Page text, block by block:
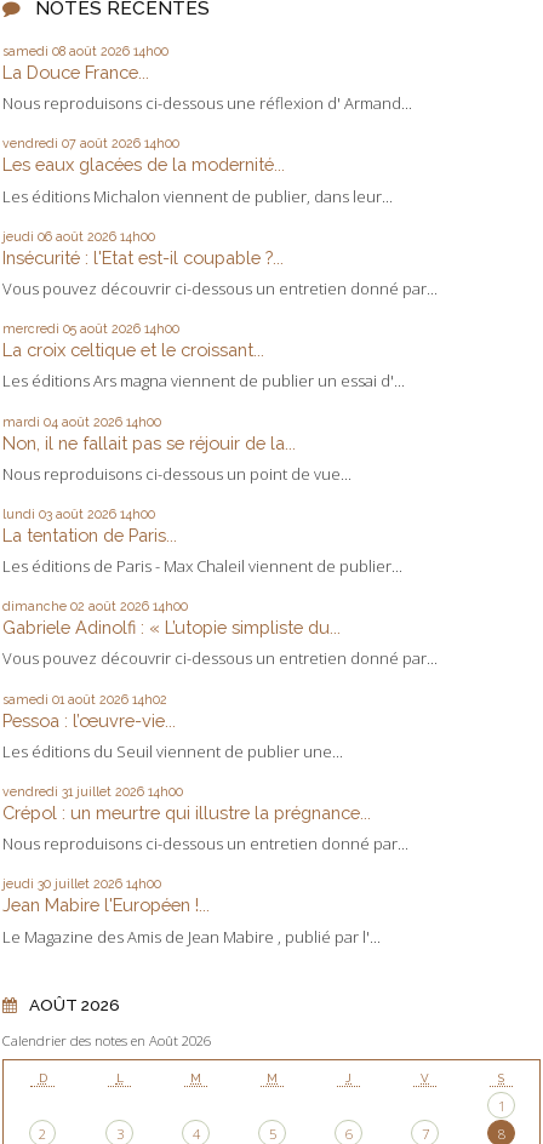
NOTES RÉCENTES
samedi 08 août 2026 14h00
La Douce France...
Nous reproduisons ci-dessous une réflexion d' Armand...
vendredi 07 août 2026 14h00
Les eaux glacées de la modernité...
Les éditions Michalon viennent de publier, dans leur...
jeudi 06 août 2026 14h00
Insécurité : l'Etat est-il coupable ?...
Vous pouvez découvrir ci-dessous un entretien donné par...
mercredi 05 août 2026 14h00
La croix celtique et le croissant...
Les éditions Ars magna viennent de publier un essai d'...
mardi 04 août 2026 14h00
Non, il ne fallait pas se réjouir de la...
Nous reproduisons ci-dessous un point de vue...
lundi 03 août 2026 14h00
La tentation de Paris...
Les éditions de Paris - Max Chaleil viennent de publier...
dimanche 02 août 2026 14h00
Gabriele Adinolfi : « L’utopie simpliste du...
Vous pouvez découvrir ci-dessous un entretien donné par...
samedi 01 août 2026 14h02
Pessoa : l’œuvre-vie...
Les éditions du Seuil viennent de publier une...
vendredi 31 juillet 2026 14h00
Crépol : un meurtre qui illustre la prégnance...
Nous reproduisons ci-dessous un entretien donné par...
jeudi 30 juillet 2026 14h00
Jean Mabire l'Européen !...
Le Magazine des Amis de Jean Mabire , publié par l'...
AOÛT 2026
Calendrier des notes en Août 2026
D L M M J V S
1
2
3 4 5 6 7
8